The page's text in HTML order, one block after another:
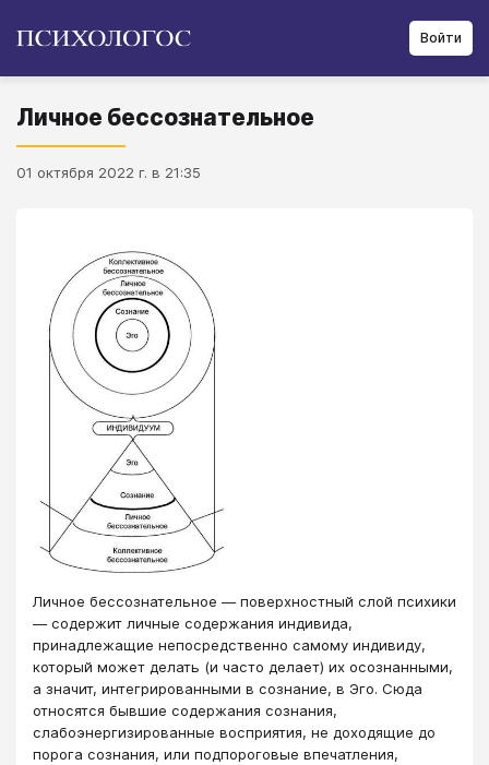
Войти
Личное бессознательное
01 октября 2022 г. в 21:35
Личное бессознательное — поверхностный слой психики
— содержит личные содержания индивида,
принадлежащие непосредственно самому индивиду,
который может делать (и часто делает) их осознанными,
а значит, интегрированными в сознание, в Эго. Сюда
относятся бывшие содержания сознания,
слабоэнергизированные восприятия, не доходящие до
порога сознания, или подпороговые впечатления,